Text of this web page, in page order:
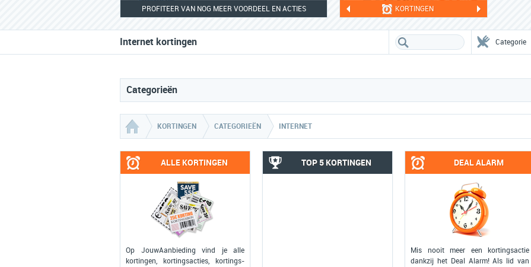
PROFITEER VAN NOG MEER VOORDEEL EN ACTIES KORTINGEN
Internet kortingen Categorie
Categorieën
KORTINGEN CATEGORIEËN INTERNET
ALLE KORTINGEN
Op JouwAanbieding vind je alle
kortingen, kortingsacties, kortings-
TOP 5 KORTINGEN DEAL ALARM
Mis nooit meer een kortingsactie
dankzij het Deal Alarm! Als lid van